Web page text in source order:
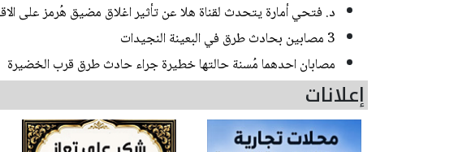
د. فتحي أمارة يتحدث لقناة هلا عن تأثير اغلاق مضيق هُرمز على
3 مصابين بحادث طرق في البعينة النجيدات
مصابان احدهما مُسنة حالتها خطيرة جراء حادث طرق قرب الخضيرة
إعلانات